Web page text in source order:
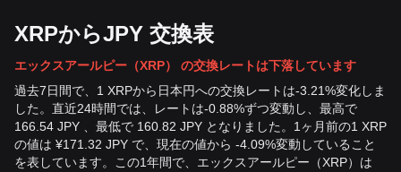
XRPからJPY 交換表
エックスアールピー（XRP） の交換レートは下落しています
過去7日間で、1 XRPから日本円への交換レートは-3.21%変化しま
した。直近24時間では、レートは-0.88%ずつ変動し、最高で
166.54 JPY 、最低で 160.82 JPY となりました。1ヶ月前の1 XRP
の値は ¥171.32 JPY で、現在の値から -4.09%変動していること
を表しています。この1年間で、エックスアールピー（XRP）は